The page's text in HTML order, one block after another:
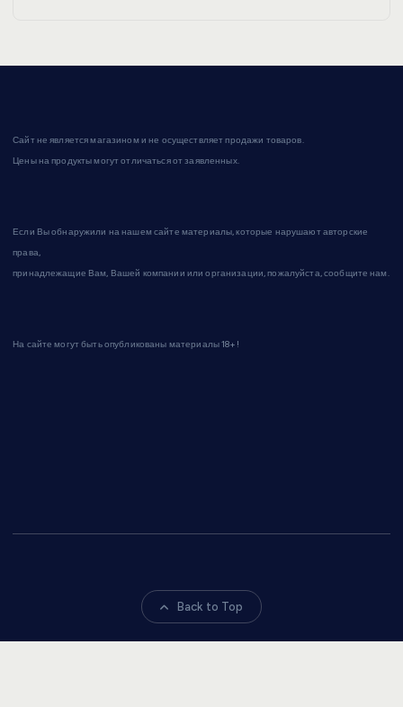
Сайт не является магазином и не осуществляет продажи товаров.
Цены на продукты могут отличаться от заявленных.
Если Вы обнаружили на нашем сайте материалы, которые нарушают авторские
права,
принадлежащие Вам, Вашей компании или организации, пожалуйста, сообщите нам.
На сайте могут быть опубликованы материалы 18+!
Back to Top